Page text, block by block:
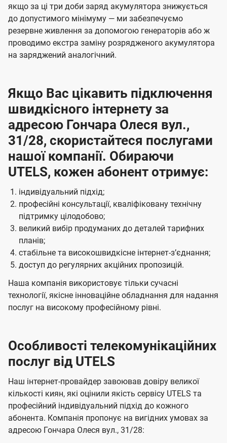
якщо за ці три доби заряд акумулятора знижується
до допустимого мінімуму — ми забезпечуємо
резервне живлення за допомогою генераторів або ж
проводимо екстра заміну розрядженого акумулятора
на заряджений аналогічний.
Якщо Вас цікавить підключення
швидкісного інтернету за
адресою Гончара Олеся вул.,
31/28, скористайтеся послугами
нашої компанії. Обираючи
UTELS, кожен абонент отримує:
індивідуальний підхід;
професійні консультації, кваліфіковану технічну
підтримку цілодобово;
великий вибір продуманих до деталей тарифних
планів;
стабільне та високошвидкісне інтернет-зʼєднання;
доступ до регулярних акційних пропозицій.
Наша компанія використовує тільки сучасні
технології, якісне інноваційне обладнання для надання
послуг на високому професійному рівні.
Особливості телекомунікаційних
послуг від UTELS
Наш інтернет-провайдер завоював довіру великої
кількості киян, які оцінили якість сервісу UTELS та
професійний індивідуальний підхід до кожного
абонента. Компанія пропонує на вигідних умовах за
адресою Гончара Олеся вул., 31/28: